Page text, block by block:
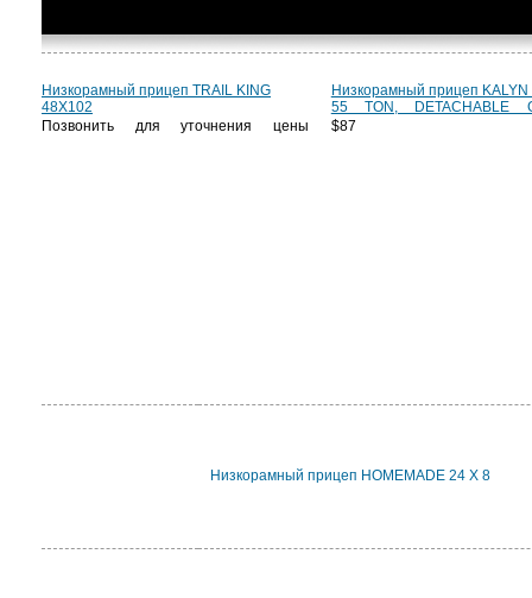
Низкорамный прицеп TRAIL KING
48X102
Позвонить для уточнения цены
Низкорамный прицеп KALYN
55 TON, DETACHABLE
$87
Низкорамный прицеп HOMEMADE 24 X 8